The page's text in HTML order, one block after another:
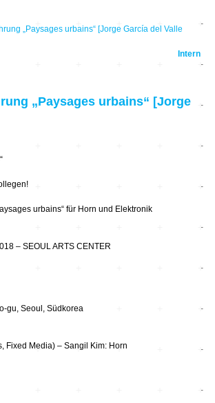
„Paysages urbains“ [Jorge García del Valle
Intern
„Paysages urbains“ [Jorge
urbains“ für Horn und Elektronik
– SEOUL ARTS CENTER
gu, Seoul, Südkorea
Fixed Media) – Sangil Kim: Horn